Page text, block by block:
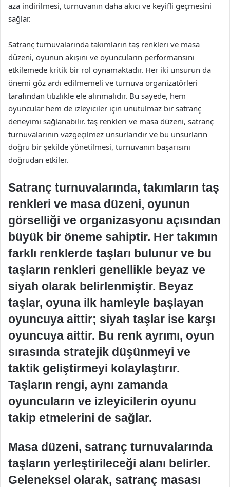
aza indirilmesi, turnuvanın daha akıcı ve keyifli geçmesini
sağlar.
Satranç turnuvalarında takımların taş renkleri ve masa
düzeni, oyunun akışını ve oyuncuların performansını
etkilemede kritik bir rol oynamaktadır. Her iki unsurun da
önemi göz ardı edilmemeli ve turnuva organizatörleri
tarafından titizlikle ele alınmalıdır. Bu sayede, hem
oyuncular hem de izleyiciler için unutulmaz bir satranç
deneyimi sağlanabilir. taş renkleri ve masa düzeni, satranç
turnuvalarının vazgeçilmez unsurlarıdır ve bu unsurların
doğru bir şekilde yönetilmesi, turnuvanın başarısını
doğrudan etkiler.
Satranç turnuvalarında, takımların taş
renkleri ve masa düzeni, oyunun
görselliği ve organizasyonu açısından
büyük bir öneme sahiptir. Her takımın
farklı renklerde taşları bulunur ve bu
taşların renkleri genellikle beyaz ve
siyah olarak belirlenmiştir. Beyaz
taşlar, oyuna ilk hamleyle başlayan
oyuncuya aittir; siyah taşlar ise karşı
oyuncuya aittir. Bu renk ayrımı, oyun
sırasında stratejik düşünmeyi ve
taktik geliştirmeyi kolaylaştırır.
Taşların rengi, aynı zamanda
oyuncuların ve izleyicilerin oyunu
takip etmelerini de sağlar.
Masa düzeni, satranç turnuvalarında
taşların yerleştirileceği alanı belirler.
Geleneksel olarak, satranç masası